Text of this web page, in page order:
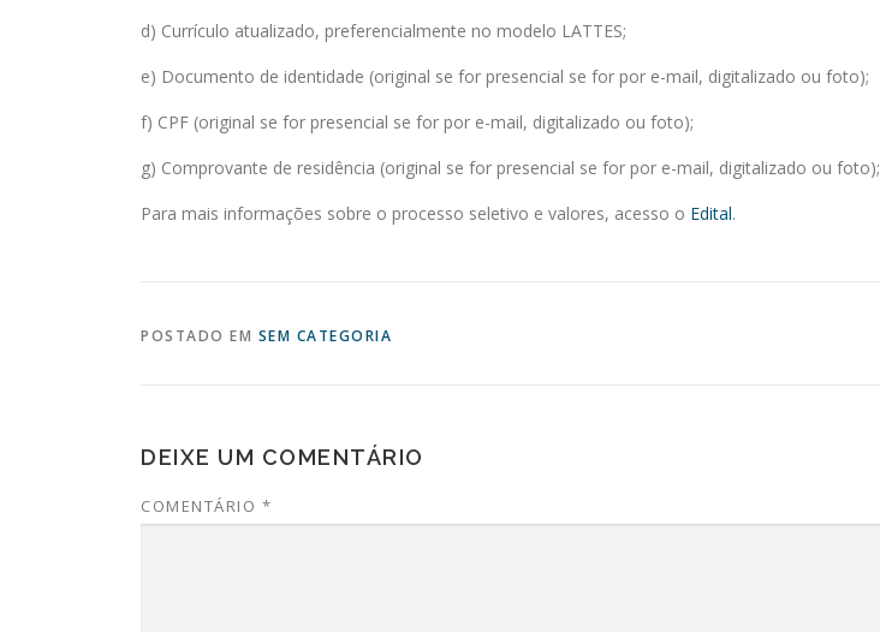
d) Currículo atualizado, preferencialmente no modelo LATTES;
e) Documento de identidade (original se for presencial se for por e-mail, digitalizado ou foto);
f) CPF (original se for presencial se for por e-mail, digitalizado ou foto);
g) Comprovante de residência (original se for presencial se for por e-mail, digitalizado ou foto);
Para mais informações sobre o processo seletivo e valores, acesso o Edital.
POSTADO EM SEM CATEGORIA
DEIXE UM COMENTÁRIO
COMENTÁRIO *